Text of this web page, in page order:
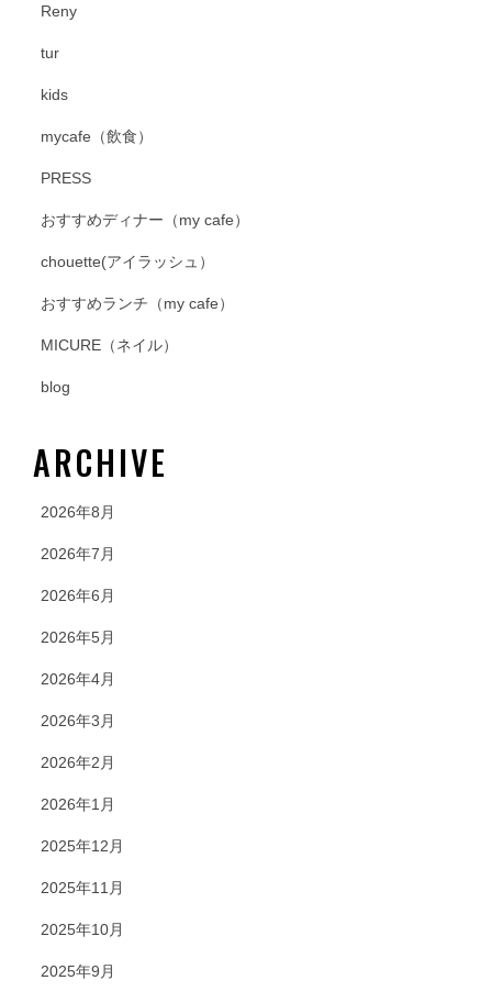
Reny
tur
kids
mycafe（飲食）
PRESS
おすすめディナー（my cafe）
chouette(アイラッシュ）
おすすめランチ（my cafe）
MICURE（ネイル）
blog
ARCHIVE
2026年8月
2026年7月
2026年6月
2026年5月
2026年4月
2026年3月
2026年2月
2026年1月
2025年12月
2025年11月
2025年10月
2025年9月